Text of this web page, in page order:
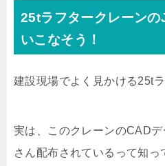
25tラフタークレーン
いこなそう！
建設現場でよく見かける25t
実は、このクレーンのCAD
さん配布されているって知っ